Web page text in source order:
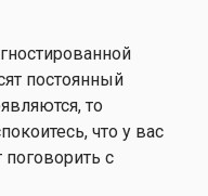
постоянный
то
что у вас
с